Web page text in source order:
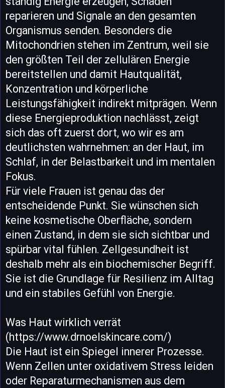
reparieren und Signale an den gesamten
Organismus senden. Besonders die
Mitochondrien stehen im Zentrum, weil sie
den größten Teil der zellulären Energie
bereitstellen und damit Hautqualität,
Konzentration und körperliche
Leistungsfähigkeit indirekt mitprägen. Wenn
diese Energieproduktion nachlässt, zeigt
sich das oft zuerst dort, wo wir es am
deutlichsten wahrnehmen: an der Haut, im
Schlaf, in der Belastbarkeit und im mentalen
Fokus.
Für viele Frauen ist genau das der
entscheidende Punkt. Sie wünschen sich
keine kosmetische Oberfläche, sondern
einen Zustand, in dem sie sich sichtbar und
spürbar vital fühlen. Zellgesundheit ist
deshalb mehr als ein biochemischer Begriff.
Sie ist die Grundlage für Resilienz im Alltag
und ein stabiles Gefühl von Energie.
Was Haut wirklich verrät
(https://www.drnoelskincare.com/)
Die Haut ist ein Spiegel innerer Prozesse.
Wenn Zellen unter oxidativem Stress leiden
oder Reparaturmechanismen aus dem